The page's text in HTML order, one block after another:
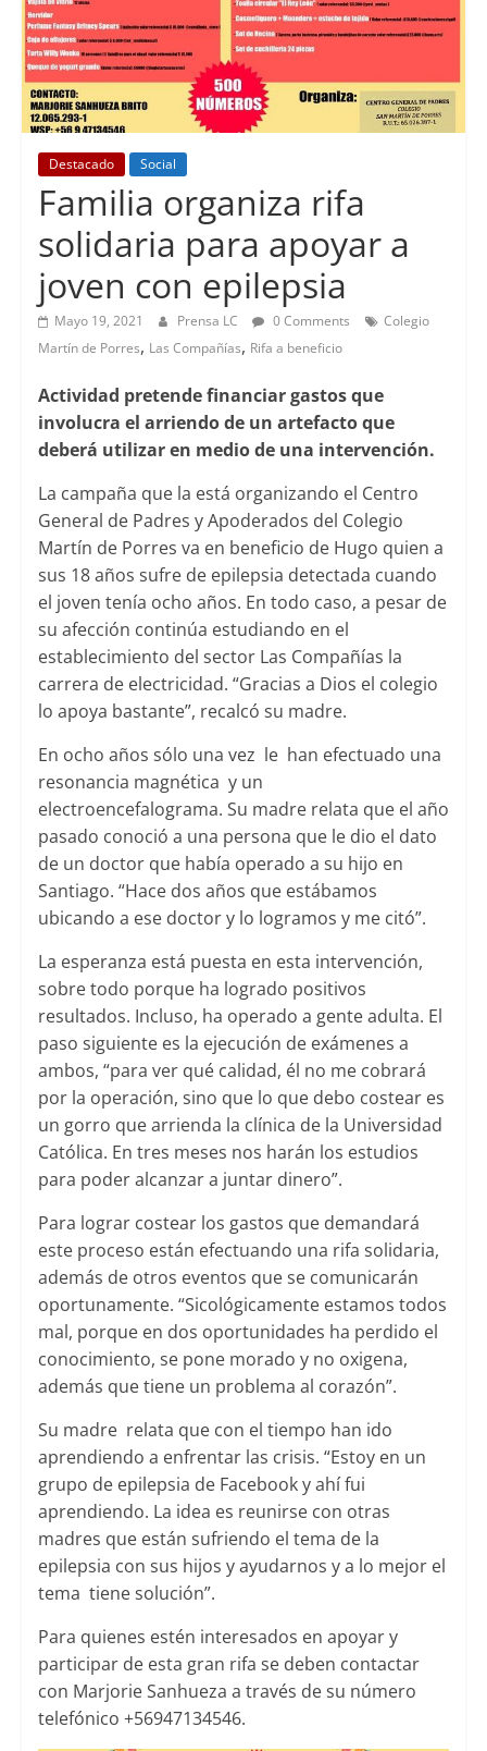
Destacado Social
Familia organiza rifa
solidaria para apoyar a
joven con epilepsia
Mayo 19, 2021 Prensa LC 0 Comments
Colegio
Martín de Porres, Las Compañías, Rifa a beneficio
Actividad pretende financiar gastos que
involucra el arriendo de un artefacto que
deberá utilizar en medio de una intervención.
La campaña que la está organizando el Centro
General de Padres y Apoderados del Colegio
Martín de Porres va en beneficio de Hugo quien a
sus 18 años sufre de epilepsia detectada cuando
el joven tenía ocho años. En todo caso, a pesar de
su afección continúa estudiando en el
establecimiento del sector Las Compañías la
carrera de electricidad. “Gracias a Dios el colegio
lo apoya bastante”, recalcó su madre.
En ocho años sólo una vez le han efectuado una
resonancia magnética y un
electroencefalograma. Su madre relata que el año
pasado conoció a una persona que le dio el dato
de un doctor que había operado a su hijo en
Santiago. “Hace dos años que estábamos
ubicando a ese doctor y lo logramos y me citó”.
La esperanza está puesta en esta intervención,
sobre todo porque ha logrado positivos
resultados. Incluso, ha operado a gente adulta. El
paso siguiente es la ejecución de exámenes a
ambos, “para ver qué calidad, él no me cobrará
por la operación, sino que lo que debo costear es
un gorro que arrienda la clínica de la Universidad
Católica. En tres meses nos harán los estudios
para poder alcanzar a juntar dinero”.
Para lograr costear los gastos que demandará
este proceso están efectuando una rifa solidaria,
además de otros eventos que se comunicarán
oportunamente. “Sicológicamente estamos todos
mal, porque en dos oportunidades ha perdido el
conocimiento, se pone morado y no oxigena,
además que tiene un problema al corazón”.
Su madre relata que con el tiempo han ido
aprendiendo a enfrentar las crisis. “Estoy en un
grupo de epilepsia de Facebook y ahí fui
aprendiendo. La idea es reunirse con otras
madres que están sufriendo el tema de la
epilepsia con sus hijos y ayudarnos y a lo mejor el
tema tiene solución”.
Para quienes estén interesados en apoyar y
participar de esta gran rifa se deben contactar
con Marjorie Sanhueza a través de su número
telefónico +56947134546.